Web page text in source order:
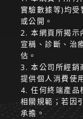
實驗數據等)均
或公開。
2. 本網頁所揭示
宣稱、診斷、治
估。
3. 本公司所經銷
提供個人消費使
4. 任何終端產品
相關規範；若因
承擔。